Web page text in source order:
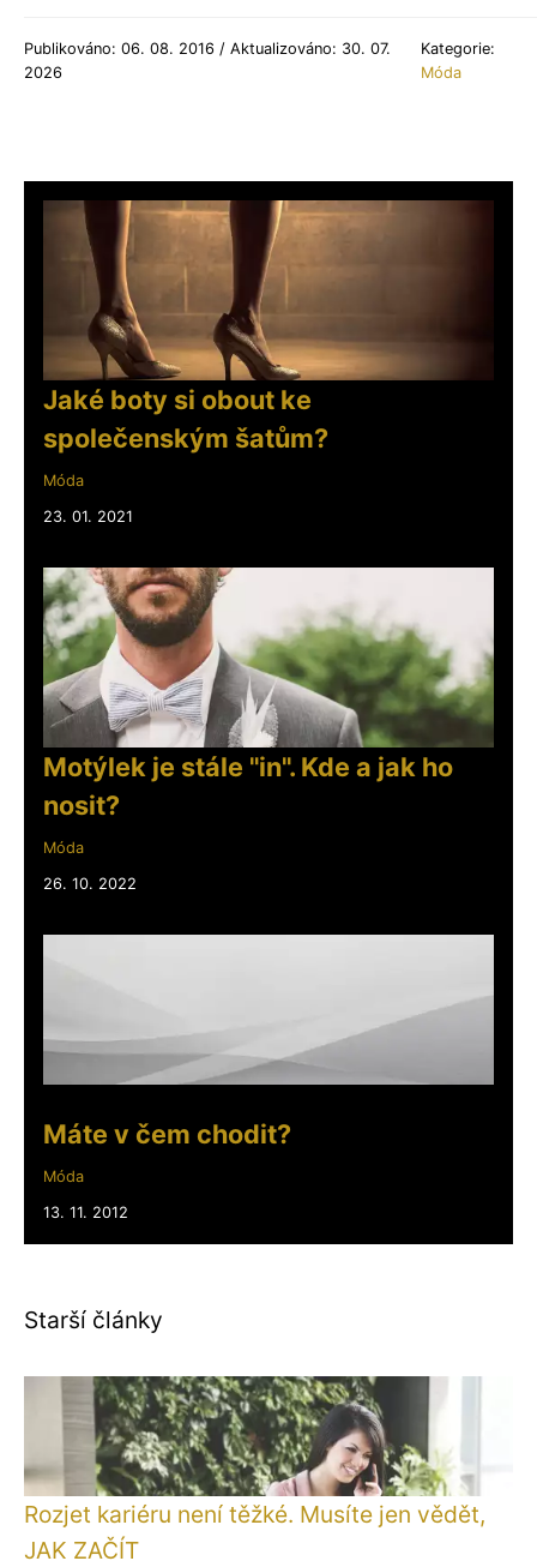
Publikováno: 06. 08. 2016 / Aktualizováno: 30. 07.
2026
Kategorie:
Móda
Jaké boty si obout ke
společenským šatům?
Móda
23. 01. 2021
Motýlek je stále "in". Kde a jak ho
nosit?
Móda
26. 10. 2022
Máte v čem chodit?
Móda
13. 11. 2012
Starší články
Rozjet kariéru není těžké. Musíte jen vědět,
JAK ZAČÍT